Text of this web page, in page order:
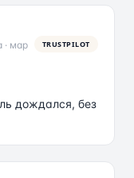
· мар
TRUSTPILOT
дождался, без